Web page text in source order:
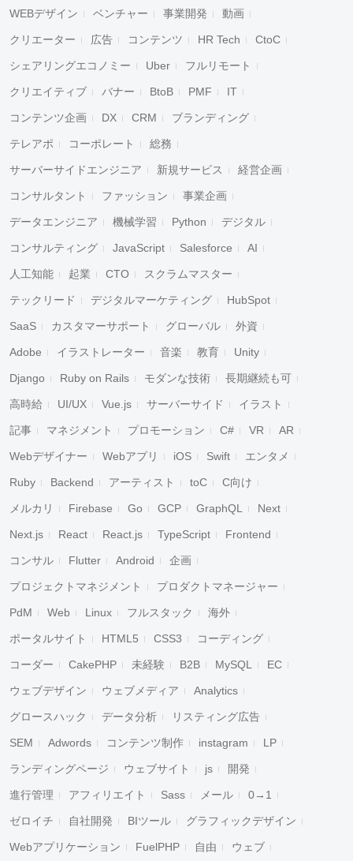
WEBデザイン ベンチャー 事業開発 動画
クリエーター 広告 コンテンツ HR Tech CtoC
シェアリングエコノミー Uber フルリモート
クリエイティブ バナー BtoB PMF IT
コンテンツ企画 DX CRM ブランディング
テレアポ コーポレート 総務
サーバーサイドエンジニア 新規サービス 経営企画
コンサルタント ファッション 事業企画
データエンジニア 機械学習 Python デジタル
コンサルティング JavaScript Salesforce AI
人工知能 起業 CTO スクラムマスター
テックリード デジタルマーケティング HubSpot
SaaS カスタマーサポート グローバル 外資
Adobe イラストレーター 音楽 教育 Unity
Django Ruby on Rails モダンな技術 長期継続も可
高時給 UI/UX Vue.js サーバーサイド イラスト
記事 マネジメント プロモーション C# VR AR
Webデザイナー Webアプリ iOS Swift エンタメ
Ruby Backend アーティスト toC C向け
メルカリ Firebase Go GCP GraphQL Next
Next.js React React.js TypeScript Frontend
コンサル Flutter Android 企画
プロジェクトマネジメント プロダクトマネージャー
PdM Web Linux フルスタック 海外
ポータルサイト HTML5 CSS3 コーディング
コーダー CakePHP 未経験 B2B MySQL EC
ウェブデザイン ウェブメディア Analytics
グロースハック データ分析 リスティング広告
SEM Adwords コンテンツ制作 instagram LP
ランディングページ ウェブサイト js 開発
進行管理 アフィリエイト Sass メール 0→1
ゼロイチ 自社開発 BIツール グラフィックデザイン
Webアプリケーション FuelPHP 自由 ウェブ